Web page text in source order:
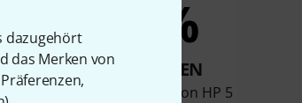
dazugehört
das Merken von
5%
KAUFTEN
Fun Generation HP 5